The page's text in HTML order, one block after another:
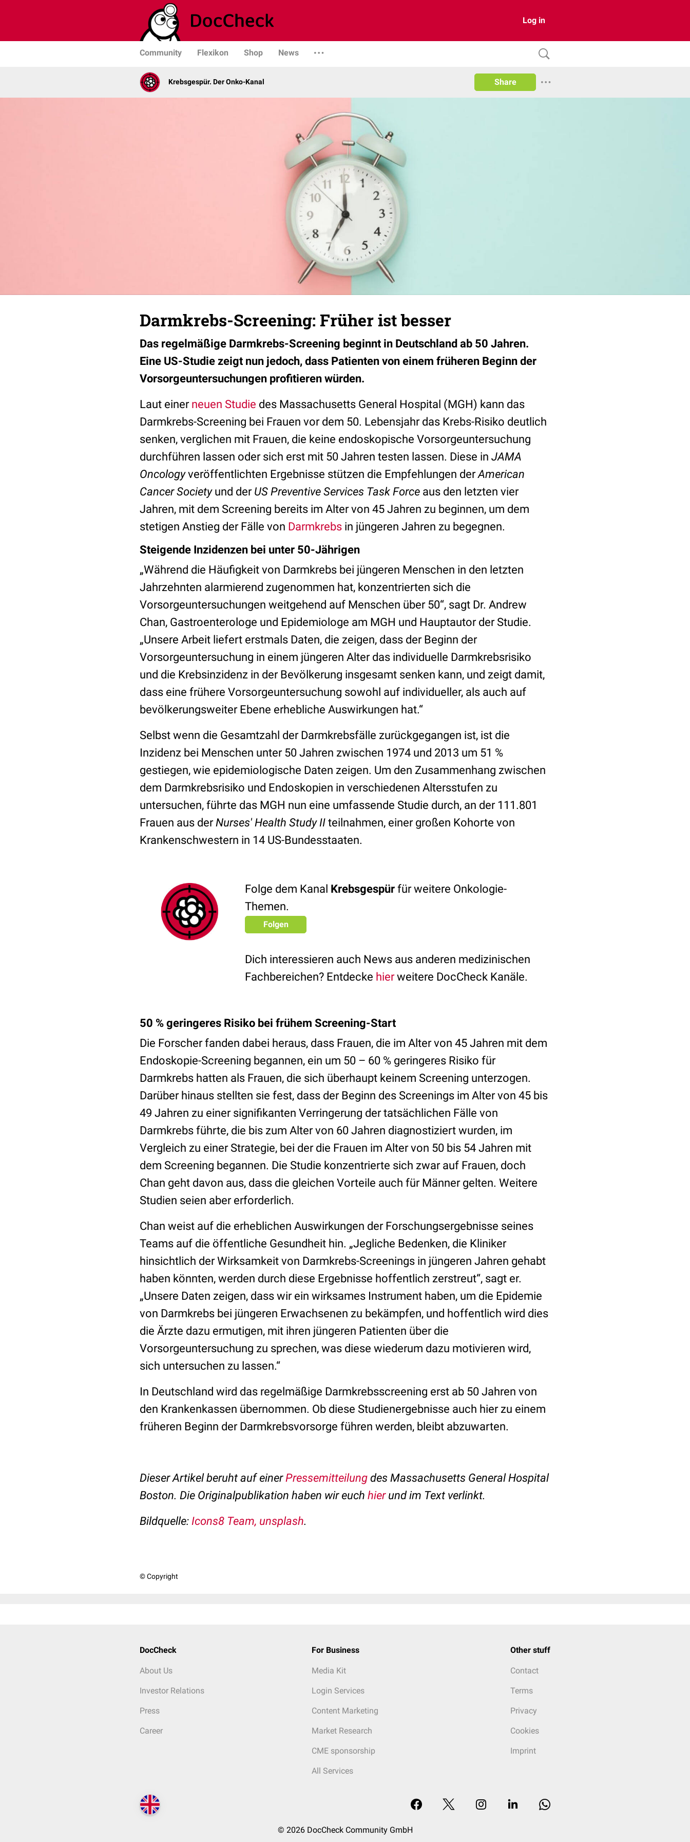
Log in
Community Flexikon Shop News
Krebsgespür. Der Onko-Kanal Share
Darmkrebs-Screening: Früher ist besser
Das regelmäßige Darmkrebs-Screening beginnt in Deutschland ab 50 Jahren.
Eine US-Studie zeigt nun jedoch, dass Patienten von einem früheren Beginn der
Vorsorgeuntersuchungen profitieren würden.
Laut einer neuen Studie des Massachusetts General Hospital (MGH) kann das
Darmkrebs-Screening bei Frauen vor dem 50. Lebensjahr das Krebs-Risiko deutlich
senken, verglichen mit Frauen, die keine endoskopische Vorsorgeuntersuchung
durchführen lassen oder sich erst mit 50 Jahren testen lassen. Diese in JAMA
Oncologyveröffentlichten Ergebnisse stützen die Empfehlungen derAmerican
Cancer Societyund der US Preventive Services Task Force aus den letzten vier
Jahren, mit dem Screening bereits im Alter von 45 Jahren zu beginnen, um dem
stetigen Anstieg der Fälle von Darmkrebs in jüngeren Jahren zu begegnen.
Steigende Inzidenzen bei unter 50-Jährigen
„Während die Häufigkeit von Darmkrebs bei jüngeren Menschen in den letzten
Jahrzehnten alarmierend zugenommen hat, konzentrierten sich die
Vorsorgeuntersuchungen weitgehend auf Menschen über 50“, sagt Dr. Andrew
Chan, Gastroenterologe und Epidemiologe am MGH und Hauptautor der Studie.
„Unsere Arbeit liefert erstmals Daten, die zeigen, dass der Beginn der
Vorsorgeuntersuchung in einem jüngeren Alter das individuelle Darmkrebsrisiko
und die Krebsinzidenz in der Bevölkerung insgesamt senken kann, und zeigt damit,
dass eine frühere Vorsorgeuntersuchung sowohl auf individueller, als auch auf
bevölkerungsweiter Ebene erhebliche Auswirkungen hat.“
Selbst wenn die Gesamtzahl der Darmkrebsfälle zurückgegangen ist, ist die
Inzidenz bei Menschen unter 50 Jahren zwischen 1974 und 2013 um 51 %
gestiegen, wie epidemiologische Daten zeigen. Um den Zusammenhang zwischen
dem Darmkrebsrisiko und Endoskopien in verschiedenen Altersstufen zu
untersuchen, führte das MGH nun eine umfassende Studie durch, an der 111.801
Frauen aus derNurses' Health Study II teilnahmen, einer großen Kohorte von
Krankenschwestern in 14 US-Bundesstaaten.
Folge dem Kanal Krebsgespür für weitere Onkologie-
Themen.
Folgen
Dich interessieren auch News aus anderen medizinischen
Fachbereichen? Entdecke hierweitere DocCheck Kanäle.
50 % geringeres Risiko bei frühem Screening-Start
Die Forscher fanden dabei heraus, dass Frauen, die im Alter von 45 Jahren mit dem
Endoskopie-Screening begannen, ein um 50 – 60 % geringeres Risiko für
Darmkrebs hatten als Frauen, die sich überhaupt keinem Screening unterzogen.
Darüber hinaus stellten sie fest, dass der Beginn des Screenings im Alter von 45 bis
49 Jahren zu einer signifikanten Verringerung der tatsächlichen Fälle von
Darmkrebs führte, die bis zum Alter von 60 Jahren diagnostiziert wurden, im
Vergleich zu einer Strategie, bei der die Frauen im Alter von 50 bis 54 Jahren mit
dem Screening begannen. Die Studie konzentrierte sich zwar auf Frauen, doch
Chan geht davon aus, dass die gleichen Vorteile auch für Männer gelten. Weitere
Studien seien aber erforderlich.
Chan weist auf die erheblichen Auswirkungen der Forschungsergebnisse seines
Teams auf die öffentliche Gesundheit hin. „Jegliche Bedenken, die Kliniker
hinsichtlich der Wirksamkeit von Darmkrebs-Screenings in jüngeren Jahren gehabt
haben könnten, werden durch diese Ergebnisse hoffentlich zerstreut“, sagt er.
„Unsere Daten zeigen, dass wir ein wirksames Instrument haben, um die Epidemie
von Darmkrebs bei jüngeren Erwachsenen zu bekämpfen, und hoffentlich wird dies
die Ärzte dazu ermutigen, mit ihren jüngeren Patienten über die
Vorsorgeuntersuchung zu sprechen, was diese wiederum dazu motivieren wird,
sich untersuchen zu lassen.“
In Deutschland wird das regelmäßige Darmkrebsscreening erst ab 50 Jahren von
den Krankenkassen übernommen. Ob diese Studienergebnisse auch hier zu einem
früheren Beginn der Darmkrebsvorsorge führen werden, bleibt abzuwarten.
Dieser Artikel beruht auf einerPressemitteilung des Massachusetts General Hospital
Boston. Die Originalpublikation haben wir euch hierund im Text verlinkt.
Bildquelle: Icons8 Team, unsplash.
© Copyright
DocCheck
About Us
Investor Relations
Press
Career
For Business
Media Kit
Login Services
Content Marketing
Market Research
CME sponsorship
All Services
Other stuff
Contact
Terms
Privacy
Cookies
Imprint
© 2026 DocCheck Community GmbH